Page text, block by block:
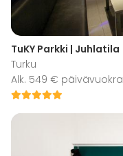
TuKY Parkki | Juhlatila
Turku
Alk. 549 € päivävuokra